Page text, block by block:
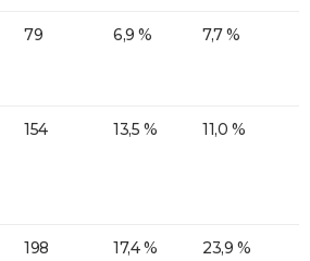
79 6,9 % 7,7 %
154 13,5 % 11,0 %
198 17,4 % 23,9 %